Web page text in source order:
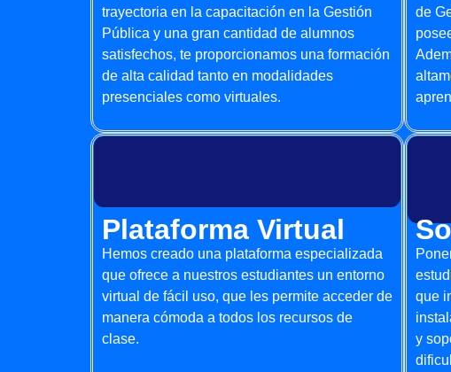
trayectoria en la capacitación en la Gestión
Pública y una gran cantidad de alumnos
satisfechos, te proporcionamos una formación
de alta calidad tanto en modalidades
presenciales como virtuales.
de
Plataforma Virtual
Hemos creado una plataforma especializada
que ofrece a nuestros estudiantes un entorno
virtual de fácil uso, que les permite acceder de
manera cómoda a todos los recursos de
clase.
que
y